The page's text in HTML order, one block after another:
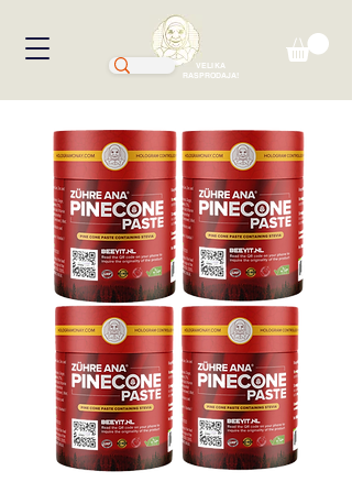
VELIKA
RASPRODAJA!